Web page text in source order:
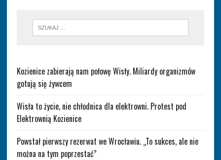
Kozienice zabierają nam połowę Wisły. Miliardy organizmów
gotują się żywcem
Wisła to życie, nie chłodnica dla elektrowni. Protest pod
Elektrownią Kozienice
Powstał pierwszy rezerwat we Wrocławiu. „To sukces, ale nie
można na tym poprzestać”